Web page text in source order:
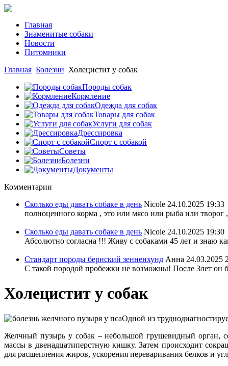
Главная
Знаменитые собаки
Новости
Питомники
Главная Болезни Холецистит у собак
Породы собак
Кормление
Одежда для собак
Товары для собак
Услуги для собак
Дрессировка
Спорт с собакой
Советы
Болезни
Документы
Комментарии
Сколько еды давать собаке в день Nicole 24.10.2025 19:33
полноценного корма , это или мясо или рыба или
Сколько еды давать собаке в день Nicole 24.10.2025 19:30
Абсолютно согласна !!! Живу с собаками 45 лет и знаю
Стандарт породы бернский зенненхунд Анна 24.03.2025
С такой породой пробежки не возможны! После 3лет он
Холецистит у собак
Одной из
Желчный пузырь у собак – небольшой грушевидный орган,
массы в двенадцатиперстную кишку. Затем происходит
для расщепления жиров, ускорения переваривания белков и